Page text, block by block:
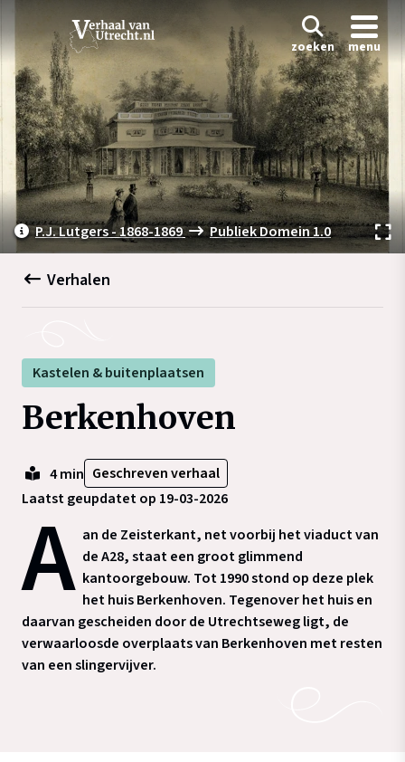
zoeken menu
P.J. Lutgers - 1868-1869 Publiek Domein 1.0
Verhalen
Kastelen & buitenplaatsen
Berkenhoven
4 min Geschreven verhaal
Laatst geupdatet op 19-03-2026
A an de Zeisterkant, net voorbij het viaduct van
de A28, staat een groot glimmend
kantoorgebouw. Tot 1990 stond op deze plek
het huis Berkenhoven. Tegenover het huis en
daarvan gescheiden door de Utrechtseweg ligt, de
verwaarloosde overplaats van Berkenhoven met resten
van een slingervijver.